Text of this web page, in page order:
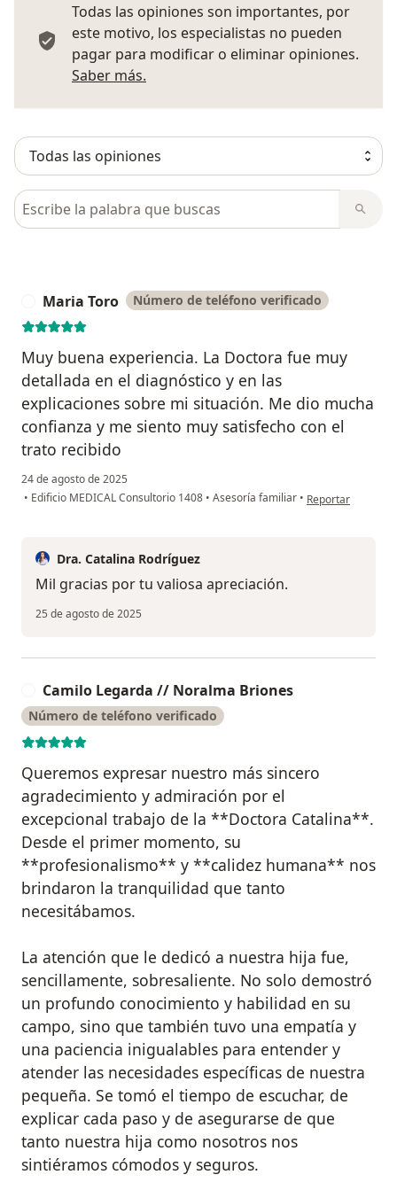
Todas las opiniones son importantes, por
este motivo, los especialistas no pueden
pagar para modificar o eliminar opiniones.
Saber más.
Busca en opiniones
Maria Toro Número de teléfono verificado
Muy buena experiencia. La Doctora fue muy
detallada en el diagnóstico y en las
explicaciones sobre mi situación. Me dio mucha
confianza y me siento muy satisfecho con el
trato recibido
24 de agosto de 2025
• Edificio MEDICAL Consultorio 1408 • Asesoría familiar • en opinión del
Reportar
Dra. Catalina Rodríguez
Mil gracias por tu valiosa apreciación.
25 de agosto de 2025
Camilo Legarda // Noralma Briones
Número de teléfono verificado
Queremos expresar nuestro más sincero
agradecimiento y admiración por el
excepcional trabajo de la **Doctora Catalina**.
Desde el primer momento, su
**profesionalismo** y **calidez humana** nos
brindaron la tranquilidad que tanto
necesitábamos.
La atención que le dedicó a nuestra hija fue,
sencillamente, sobresaliente. No solo demostró
un profundo conocimiento y habilidad en su
campo, sino que también tuvo una empatía y
una paciencia inigualables para entender y
atender las necesidades específicas de nuestra
pequeña. Se tomó el tiempo de escuchar, de
explicar cada paso y de asegurarse de que
tanto nuestra hija como nosotros nos
sintiéramos cómodos y seguros.